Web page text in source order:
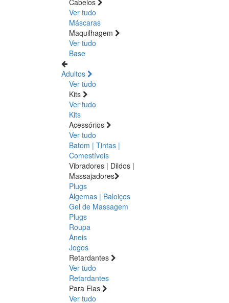
Ver tudo
Máscaras
Maquilhagem
Ver tudo
Base
Adultos
Ver tudo
Kits
Ver tudo
Kits
Acessórios
Ver tudo
Batom | Tintas |
Comestíveis
Vibradores | Dildos |
Massajadores
Plugs
Algemas | Baloiços
Gel de Massagem
Plugs
Roupa
Aneis
Jogos
Retardantes
Ver tudo
Retardantes
Para Elas
Ver tudo